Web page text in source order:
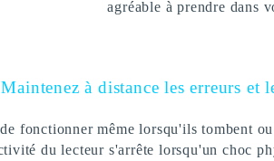
agréable à prendre dans
Maintenez à distance les erreurs et
fonctionner même lorsqu'ils tombent
du lecteur s'arrête lorsqu'un choc